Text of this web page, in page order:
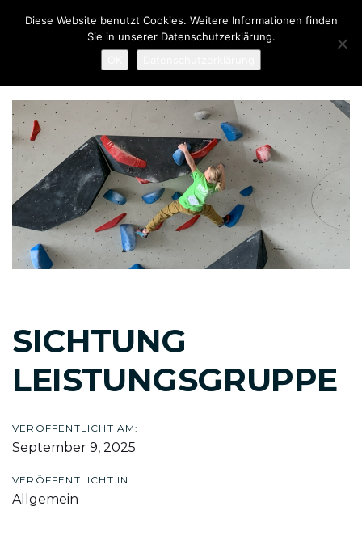
überspringen
primären
Zum
Inhalt
springen
SICHTUNG
LEISTUNGSGRUPPE
VERÖFFENTLICHT AM:
September 9, 2025
VERÖFFENTLICHT IN:
Allgemein
Beitragsnavigation
Diese Website benutzt Cookies. Weitere Informationen finden
Sie in unserer Datenschutzerklärung.